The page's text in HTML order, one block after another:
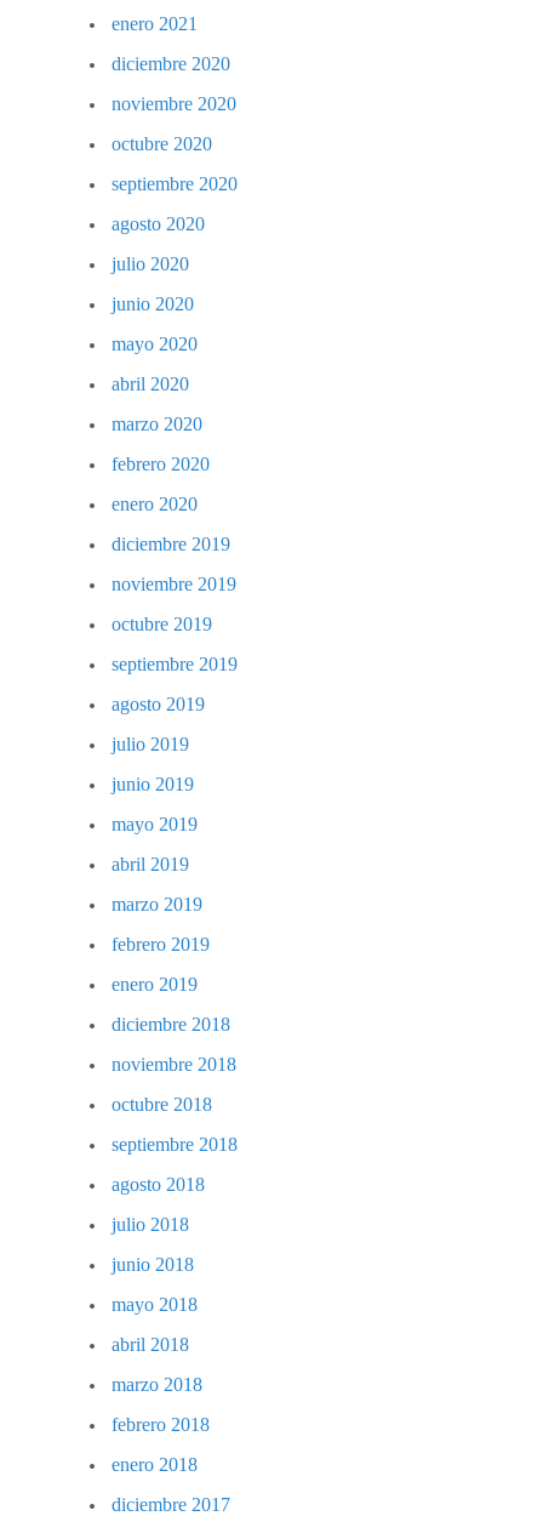
enero 2021
diciembre 2020
noviembre 2020
octubre 2020
septiembre 2020
agosto 2020
julio 2020
junio 2020
mayo 2020
abril 2020
marzo 2020
febrero 2020
enero 2020
diciembre 2019
noviembre 2019
octubre 2019
septiembre 2019
agosto 2019
julio 2019
junio 2019
mayo 2019
abril 2019
marzo 2019
febrero 2019
enero 2019
diciembre 2018
noviembre 2018
octubre 2018
septiembre 2018
agosto 2018
julio 2018
junio 2018
mayo 2018
abril 2018
marzo 2018
febrero 2018
enero 2018
diciembre 2017